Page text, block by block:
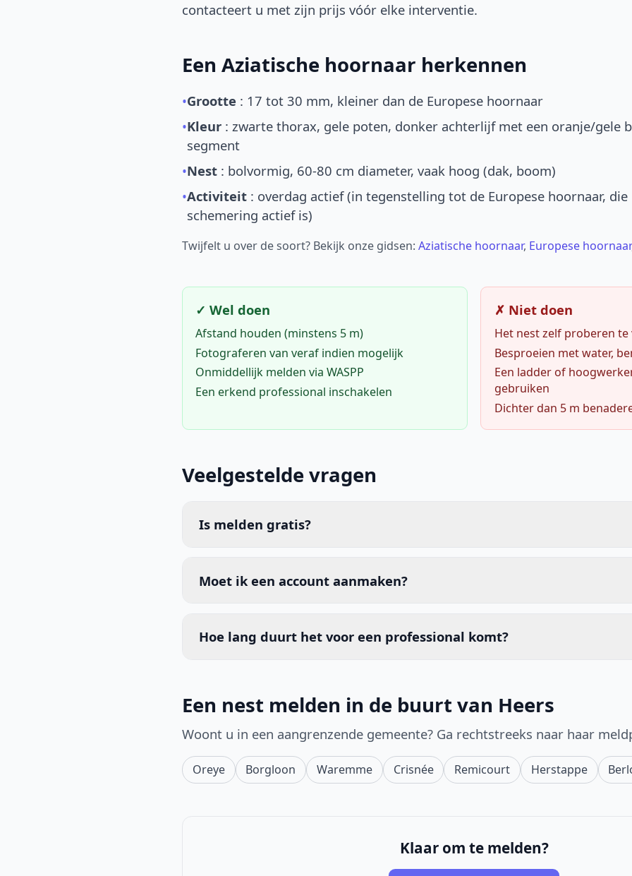
contacteert u met zijn prijs vóór elke interventie.
Een Aziatische hoornaar herkennen
•Grootte : 17 tot 30 mm, kleiner dan de Europese hoornaar
•Kleur : zwarte thorax, gele poten, donker achterlijf met een oranje/gele
segment
•Nest : bolvormig, 60-80 cm diameter, vaak hoog (dak, boom)
•Activiteit : overdag actief (in tegenstelling tot de Europese hoornaar,
schemering actief is)
Twijfelt u over de soort? Bekijk onze gidsen: Aziatische hoornaar, Europese hoornaar
✓ Wel doen
Afstand houden (minstens 5 m)
Fotograferen van veraf indien mogelijk
Onmiddellijk melden via WASPP
Een erkend professional inschakelen
✗ Niet doen
Het nest zelf proberen
Besproeien met water,
Een ladder of
gebruiken
Dichter dan 5 m
Veelgestelde vragen
Is melden gratis?
Moet ik een account aanmaken?
Hoe lang duurt het voor een professional komt?
Een nest melden in de buurt van Heers
Woont u in een aangrenzende gemeente? Ga rechtstreeks naar haar
Oreye Borgloon Waremme Crisnée Remicourt Herstappe
Klaar om te melden?